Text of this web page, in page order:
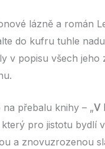
lázně a román
do kufru tuhle
v popisu všech
přebalu knihy – „V
pro jistotu bydlí
a znovuzrozenou